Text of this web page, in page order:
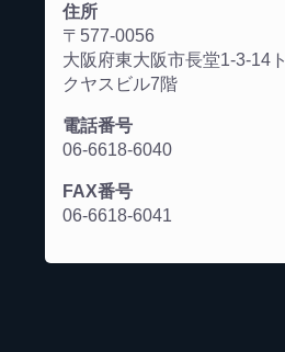
住所
〒577-0056
大阪府東大阪市長堂1-3-14ト
クヤスビル7階
電話番号
06-6618-6040
FAX番号
06-6618-6041